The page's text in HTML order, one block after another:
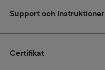
Certifikat
Support och instruktioner